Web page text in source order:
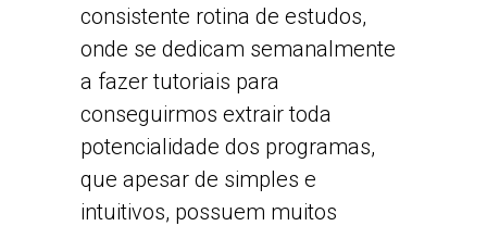
consistente rotina de estudos,
onde se dedicam semanalmente
a fazer tutoriais para
conseguirmos extrair toda
potencialidade dos programas,
que apesar de simples e
intuitivos, possuem muitos